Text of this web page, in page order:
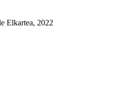
Elkartea, 2022